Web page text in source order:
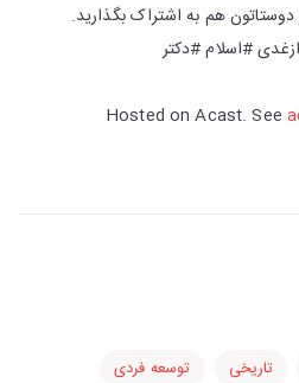
هم به اشتراک بگذارید.
#اسلام #دکتر
Hosted on Acast. See
تاریخی توسعه فردی